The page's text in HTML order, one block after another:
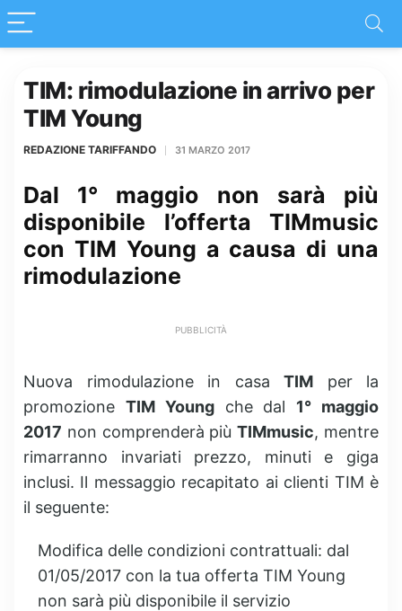
TIM: rimodulazione in arrivo per
TIM Young
REDAZIONE TARIFFANDO 31 MARZO 2017
Dal 1° maggio non sarà più
disponibile l’offerta TIMmusic
con TIM Young a causa di una
rimodulazione
PUBBLICITÀ
Nuova rimodulazione in casa TIM per la
promozione TIM Youngche dal 1° maggio
2017 non comprenderà piùTIMmusic, mentre
rimarranno invariati prezzo, minuti e giga
inclusi. Il messaggio recapitato ai clienti TIM è
il seguente:
Modifica delle condizioni contrattuali: dal
01/05/2017 con la tua offerta TIM Young
non sarà più disponibile il servizio